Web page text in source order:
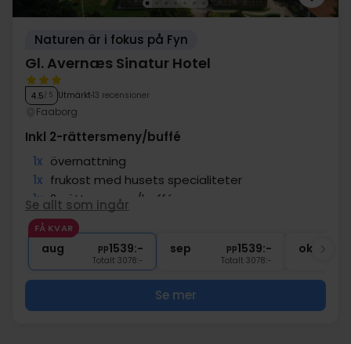
Naturen är i fokus på Fyn
Gl. Avernæs Sinatur Hotel
4.5/ 5 Utmärkt 13 recensioner
Faaborg
Inkl 2-rättersmeny/buffé
1x övernattning
1x frukost med husets specialiteter
1x 2-rättersmeny/buffé
1x Pre-dinner drink
∞ kaffe att ta med
Se allt som ingår
FÅ KVAR
aug pp1539:-
Totalt 3078:-
sep pp1539:-
Totalt 3078:-
okt
Se mer